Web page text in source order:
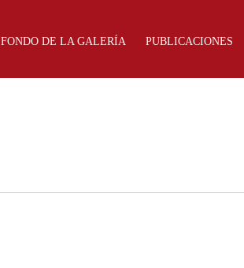
FONDO DE LA GALERÍA PUBLICACIONES